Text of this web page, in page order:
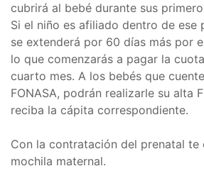
cubrirá al bebé durante sus
Si el niño es afiliado dentro de ese
se extenderá por 60 días más por
lo que comenzarás a pagar la
cuarto mes. A los bebés que
FONASA, podrán realizarle su alta
reciba la cápita correspondiente.
Con la contratación del prenatal te
mochila maternal.